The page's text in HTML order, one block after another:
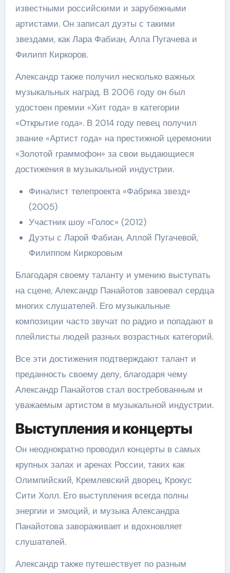
известными российскими и зарубежными
артистами. Он записал дуэты с такими
звездами, как Лара Фабиан, Алла Пугачева и
Филипп Киркоров.
Александр также получил несколько важных
музыкальных наград. В 2006 году он был
удостоен премии «Хит года» в категории
«Открытие года». В 2014 году певец получил
звание «Артист года» на престижной церемонии
«Золотой граммофон» за свои выдающиеся
достижения в музыкальной индустрии.
Финалист телепроекта «Фабрика звезд»
(2005)
Участник шоу «Голос» (2012)
Дуэты с Ларой Фабиан, Аллой Пугачевой,
Филиппом Киркоровым
Благодаря своему таланту и умению выступать
на сцене, Александр Панайотов завоевал сердца
многих слушателей. Его музыкальные
композиции часто звучат по радио и попадают в
плейлисты людей разных возрастных категорий.
Все эти достижения подтверждают талант и
преданность своему делу, благодаря чему
Александр Панайотов стал востребованным и
уважаемым артистом в музыкальной индустрии.
Выступления и концерты
Он неоднократно проводил концерты в самых
крупных залах и аренах России, таких как
Олимпийский, Кремлевский дворец, Крокус
Сити Холл. Его выступления всегда полны
энергии и эмоций, и музыка Александра
Панайотова завораживает и вдохновляет
слушателей.
Александр также путешествует по разным